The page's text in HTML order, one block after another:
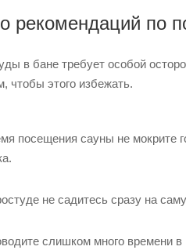
рекомендаций по
в бане требует особой
чтобы этого избежать.
посещения сауны не мокрите
не садитесь сразу на
слишком много времени